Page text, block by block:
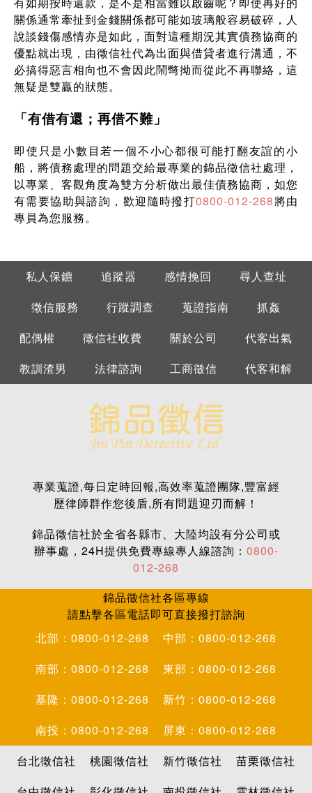
關係通常牽扯到金錢關係都可能如玻璃般容易破碎，人
說談錢傷感情亦是如此，面對這種期況其實債務協商的
優點就出現，由徵信社代為出面與借貸者進行溝通，不
必搞得惡言相向也不會因此鬧彆拗而從此不再聯絡，這
無疑是雙贏的狀態。
「有借有還；再借不難」
即使只是小數目若一個不小心都很可能打翻友誼的小
船，將債務處理的問題交給最專業的錦品徵信社處理，
以專業、客觀角度為雙方分析做出最佳債務協商，如您
有需要協助與諮詢，歡迎隨時撥打0800-012-268將由
專員為您服務。
私人保鑣 追蹤器 感情挽回
尋人查址
徵信服務
行蹤調查 蒐證指南
抓姦
配偶權
徵信社收費 關於公司
代客出氣
教訓渣男
法律諮詢 工商徵信 代客和解
專業蒐證,每日定時回報,高效率蒐證團隊,豐富經
歷律師群作您後盾,所有問題迎刃而解！
錦品徵信社於全省各縣市、大陸均設有分公司或
辦事處，24H提供免費專線專人線諮詢： 0800-
012-268
錦品徵信社各區專線
請點擊各區電話即可直接撥打諮詢
北部：0800-012-268
中部：0800-012-268
南部：0800-012-268
東部：0800-012-268
基隆：0800-012-268
新竹：0800-012-268
南投：0800-012-268
屏東：0800-012-268
台北徵信社
桃園徵信社 新竹徵信社
苗栗徵信社